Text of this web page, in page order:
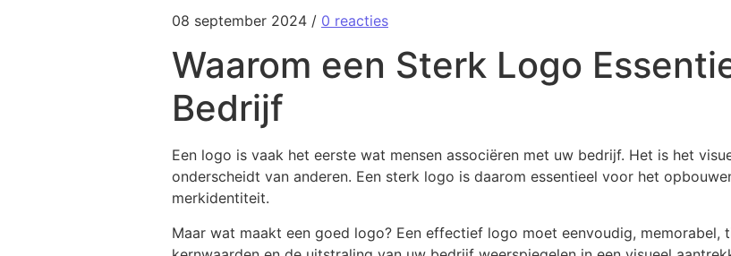
08 september 2024 / 0 reacties
Waarom een Sterk Logo
Bedrijf
Een logo is vaak het eerste wat mensen associëren met uw bedrijf. Het is het
onderscheidt van anderen. Een sterk logo is daarom essentieel voor het
merkidentiteit.
Maar wat maakt een goed logo? Een effectief logo moet eenvoudig,